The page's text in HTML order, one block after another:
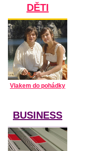
DĚTI
Vlakem do pohádky
BUSINESS